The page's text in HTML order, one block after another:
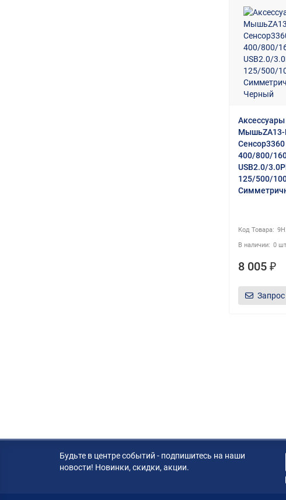
Аксессуары
МышьZA13-
Сенсор3360
400/800/
USB2.0/
125/500/
0
8 005 ₽
Будьте в центре событий - подпишитесь на наши
новости! Новинки, скидки, акции.